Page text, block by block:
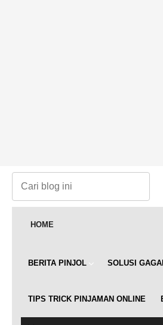
HOME
BERITA PINJOL SOLUSI
TIPS TRICK PINJAMAN ONLINE